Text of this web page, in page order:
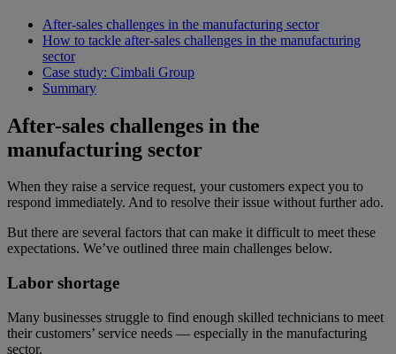
After-sales challenges in the manufacturing sector
How to tackle after-sales challenges in the manufacturing
sector
Case study: Cimbali Group
Summary
After-sales challenges in the
manufacturing sector
When they raise a service request, your customers expect you to
respond immediately. And to resolve their issue without further ado.
But there are several factors that can make it difficult to meet these
expectations. We’ve outlined three main challenges below.
Labor shortage
Many businesses struggle to find enough skilled technicians to meet
their customers’ service needs — especially in the manufacturing
sector.